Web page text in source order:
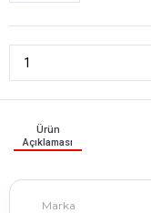
Ürün
Açıklaması
Marka